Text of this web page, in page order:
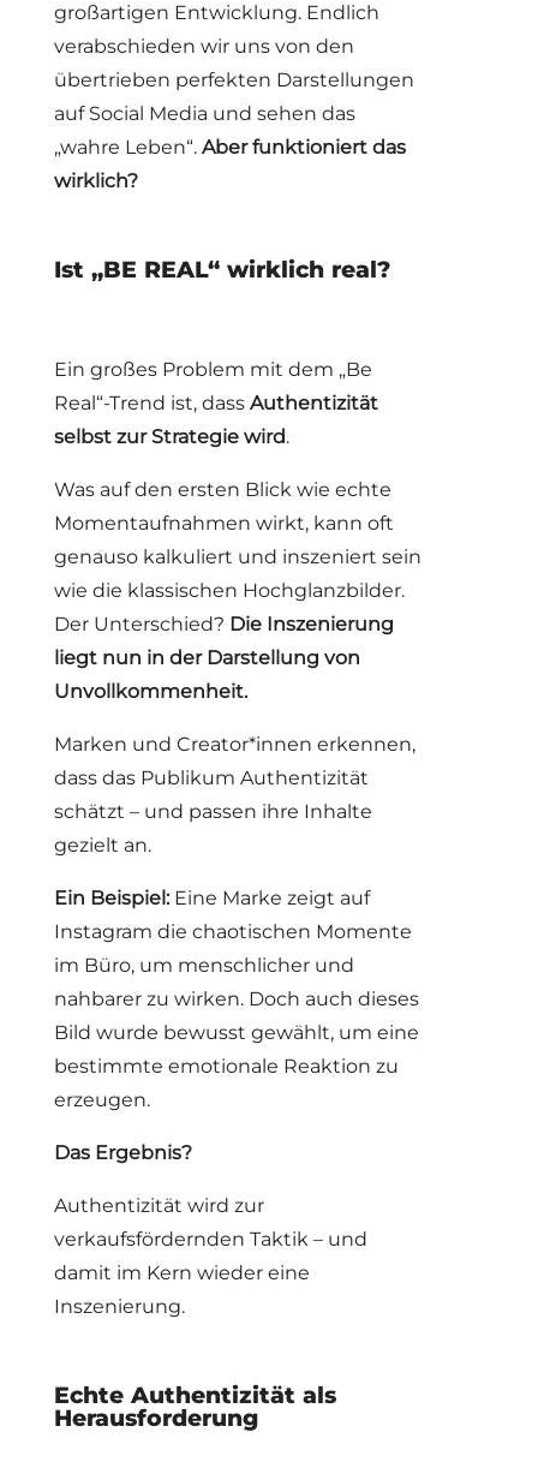
großartigen Entwicklung. Endlich
verabschieden wir uns von den
übertrieben perfekten Darstellungen
auf Social Media und sehen das
„wahre Leben“. Aber funktioniert das
wirklich?
Ist „BE REAL“ wirklich real?
Ein großes Problem mit dem „Be
Real“-Trend ist, dass Authentizität
selbst zur Strategie wird.
Was auf den ersten Blick wie echte
Momentaufnahmen wirkt, kann oft
genauso kalkuliert und inszeniert sein
wie die klassischen Hochglanzbilder.
Der Unterschied? Die Inszenierung
liegt nun in der Darstellung von
Unvollkommenheit.
Marken und Creator*innen erkennen,
dass das Publikum Authentizität
schätzt – und passen ihre Inhalte
gezielt an.
Ein Beispiel:Eine Marke zeigt auf
Instagram die chaotischen Momente
im Büro, um menschlicher und
nahbarer zu wirken. Doch auch dieses
Bild wurde bewusst gewählt, um eine
bestimmte emotionale Reaktion zu
erzeugen.
Das Ergebnis?
Authentizität wird zur
verkaufsfördernden Taktik – und
damit im Kern wieder eine
Inszenierung.
Echte Authentizität als
Herausforderung